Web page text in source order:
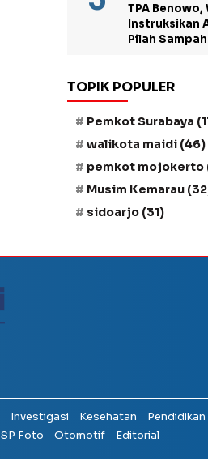
TPA Benowo,
Instruksikan
Pilah
TOPIK POPULER
Pemkot Surabaya
walikota maidi (46)
pemkot mojokerto
Musim Kemarau
sidoarjo (31)
Investigasi Kesehatan
SP Foto Otomotif Editorial